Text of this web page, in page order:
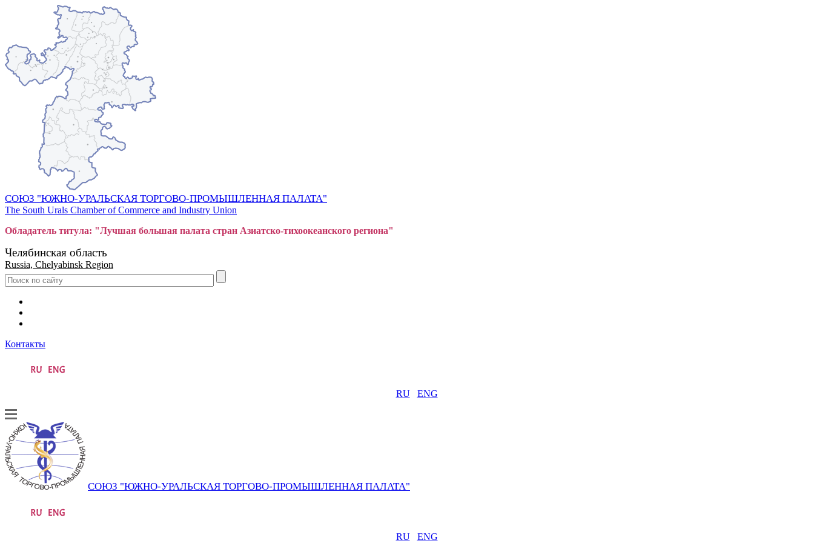
СОЮЗ "ЮЖНО-УРАЛЬСКАЯ ТОРГОВО-ПРОМЫШЛЕННАЯ ПАЛАТА"
The South Urals Chamber of Commerce and Industry Union
Обладатель титула: "Лучшая большая палата стран Азиатско-тихоокеанского региона"
Челябинская область
Russia, Chelyabinsk Region
Контакты
RU ENG
СОЮЗ "ЮЖНО-УРАЛЬСКАЯ ТОРГОВО-ПРОМЫШЛЕННАЯ ПАЛАТА"
RU ENG